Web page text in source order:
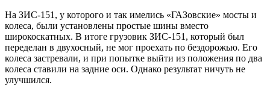
На ЗИС-151, у которого и так имелись «ГАЗовские» мосты и
колеса, были установлены простые шины вместо
широкоскатных. В итоге грузовик ЗИС-151, который был
переделан в двухосный, не мог проехать по бездорожью. Его
колеса застревали, и при попытке выйти из положения по два
колеса ставили на задние оси. Однако результат ничуть не
улучшился.